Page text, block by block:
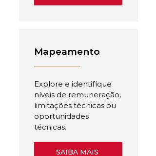
Mapeamento
Explore e identifique
níveis de remuneração,
limitações técnicas ou
oportunidades
técnicas.
SAIBA MAIS